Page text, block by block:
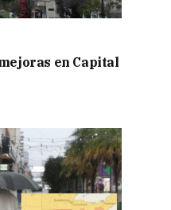
en Capital